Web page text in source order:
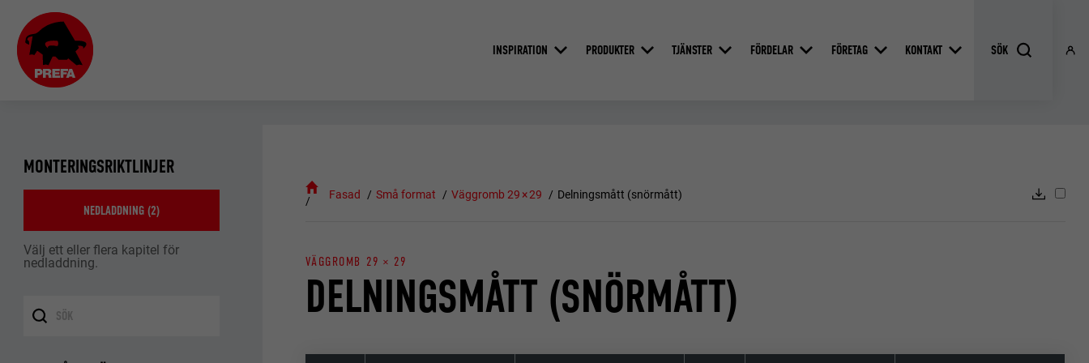
INSPIRATION PRODUKTER TJÄNSTER FÖRDELAR FÖRETAG KONTAKT
MONTERINGSRIKTLINJER
NEDLADDNING (2)
Välj ett eller flera kapitel för
nedladdning.
Fasad Små format Väggromb 29 × 29 Delningsmått (snörmått)
DELNINGSMÅTT (SNÖRMÅTT)
VÄGGROMB 29 × 29